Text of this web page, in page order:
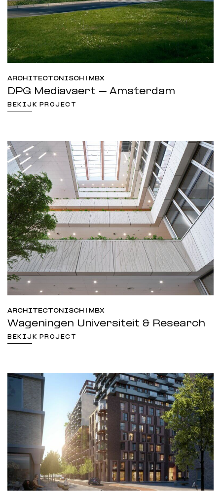
ARCHITECTONISCH | MBX
DPG Mediavaert – Amsterdam
BEKIJK PROJECT
ARCHITECTONISCH | MBX
Wageningen Universiteit & Research
BEKIJK PROJECT